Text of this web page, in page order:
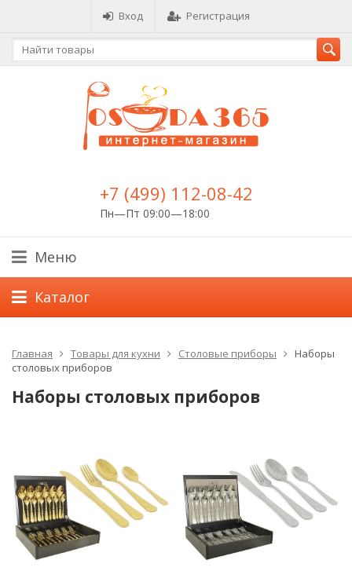
Вход Регистрация
+7 (499) 112-08-42
Пн—Пт 09:00—18:00
Меню
Каталог
Главная Товары для кухни Столовые приборы
Наборы
столовых приборов
Наборы столовых приборов